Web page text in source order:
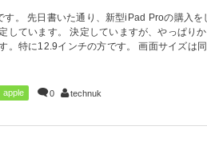
す。 先日書いた通り、新型iPad Proの購入を
しています。 決定していますが、やっぱりか
。特に12.9インチの方です。 画面サイズは
apple 0 technuk